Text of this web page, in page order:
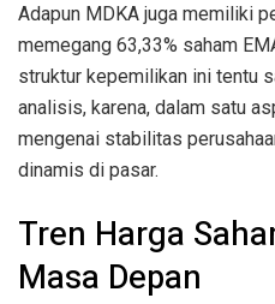
Adapun MDKA juga memiliki
memegang 63,33% saham
struktur kepemilikan ini tentu
analisis, karena, dalam satu
mengenai stabilitas
dinamis di pasar.
Tren Harga
Masa Depan